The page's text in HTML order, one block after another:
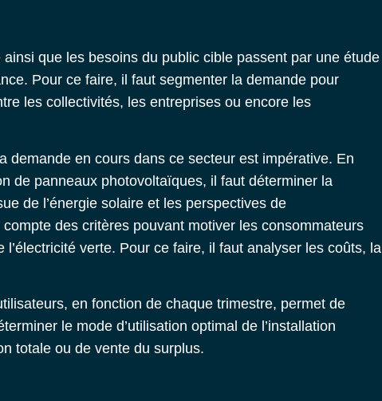
que les besoins du public cible passent par une étude
. Pour ce faire, il faut segmenter la demande pour
les collectivités, les entreprises ou encore les
demande en cours dans ce secteur est impérative. En
de panneaux photovoltaïques, il faut déterminer la
de l’énergie solaire et les perspectives de
des critères pouvant motiver les consommateurs
l’électricité verte. Pour ce faire, il faut analyser les coûts, la
en fonction de chaque trimestre, permet de
le mode d’utilisation optimal de l’installation
totale ou de vente du surplus.